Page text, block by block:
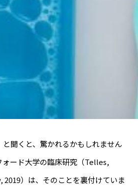
聞くと、驚かれるかもしれません
ォード大学の臨床研究（Telles,
）は、そのことを裏付けていま